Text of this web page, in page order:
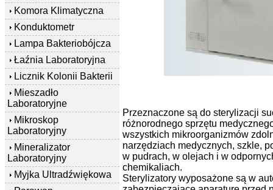
Komora Klimatyczna
Konduktometr
Lampa Bakteriobójcza
Łaźnia Laboratoryjna
Licznik Kolonii Bakterii
Mieszadło
Laboratoryjne
Mikroskop
Laboratoryjny
Mineralizator
Laboratoryjny
Myjka Ultradźwiękowa
Przeznaczone są do sterylizacji
różnorodnego sprzętu
wszystkich mikroorganizmów
narzędziach medycznych, szkle,
w pudrach, w olejach i w
chemikaliach.
Sterylizatory wyposażone są w